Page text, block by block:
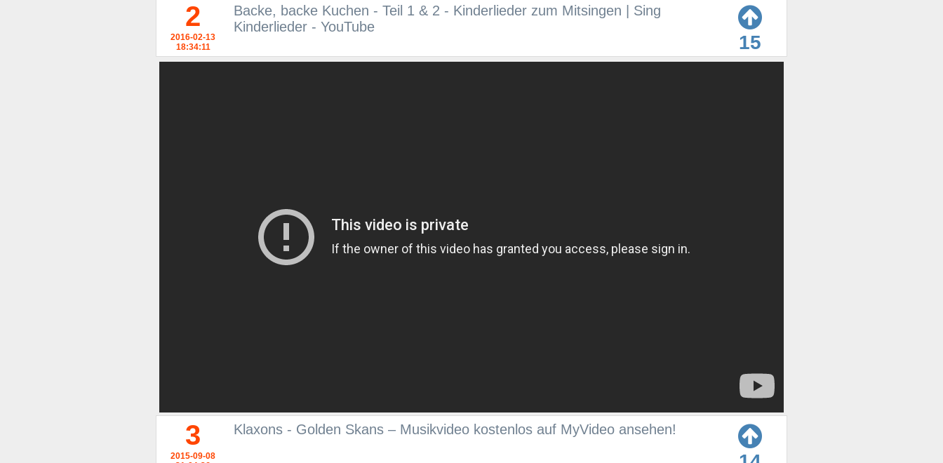
2
2016-02-13
18:34:11
Backe, backe Kuchen - Teil 1 & 2 - Kinderlieder zum Mitsingen | Sing
Kinderlieder - YouTube
15
3
2015-09-08
Klaxons - Golden Skans – Musikvideo kostenlos auf MyVideo ansehen!